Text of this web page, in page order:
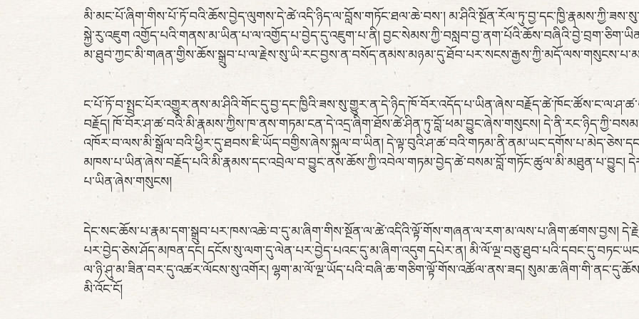
མི་མང་པོ་ཞིག་གིས་པོ་ཏོ་བའི་ཆོས་བྱེད་ལུགས་དེ་ཚེ་འདི་ཉིད་ལ་བློས་གཏོང་ཐལ་ཆེ་བས་།
སྐྱེ་རུ་འཇུག འགྱོད་པའི་གནས་མ་ཡིན་པ་ལ་འགྱོད་པ་བྱེད་དུ་འཇུག་པ་ནི།
བརྗོད། ཁོ་བོར་ཤ་ཚ་བའི་མི་རྣམས་ཀྱིས་ཁ་ནས་གཏམ་ངན་དེ་འདྲ་ཞིག་ཐོས་ཚེ་ཤིན་ཏུ་བློ་ཕམ་བྱུང་ཞེས་གསུངས།
འཁོར་བ་ལས་མི་སྒྲོལ་བའི་ཕྱིར་དུ་ཐབས་ཇི་ཡོད་བགྱིས་ཞེས་སྐུལ་བ་ཡིན།
མཁས་པ་ཡིན་ཞེས་བརྗོད་པའི་མི་རྣམས་དང་འབྲེལ་བ་བྱུང་ནས་ཆོས་ཀྱི་འབེལ་གཏམ་བྱེད་ཚེ་བསམ་བློ་གཏོང་ཚུལ་མི་མཐུན་པ་བྱུང།
པ་ཡིན་ཞེས་གསུངས།
དེང་སང་ཆོས་པ་རྣམ་དག་སྒྲུབ་པར་ཁས་འཆེ་བ་དུ་མ་ཞིག་གིས་སྔོན་ལ་ཚེ་འདིའི་ལྟོ་གོས་གཞན་ལ་རག་མ་ལས་པ་ཞིག་ཚགས་བྱས།
པར་བྱེད་ཅེས་ཤོད་མཁན་དང། དངོས་སུ་ལག་དུ་ལེན་པར་བྱེད་པའང་དུ་མ་ཞིག་འདུག དཔེར་ན།
ལ་ཉི་ཤུ་མ་ཟིན་བར་དུ་འཚར་ལོངས་སུ་འགོར། ལྷག་མ་ལོ་ལྔ་ཡོད་པའི་བཞི་ཆ་གཅིག་ལྟོ་གོས་འཚོལ་ནས་ཟད།
མི་འོང་ངོ།